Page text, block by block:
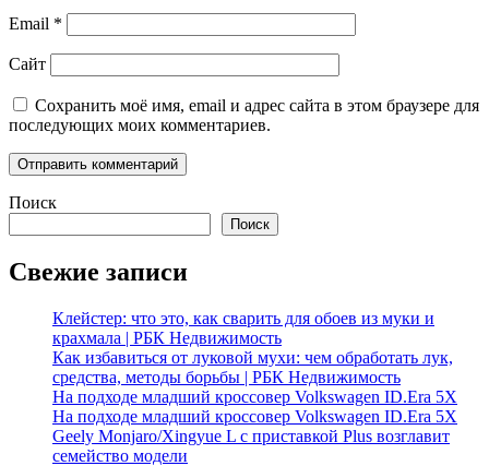
Email *
Сайт
Сохранить моё имя, email и адрес сайта в этом браузере для
последующих моих комментариев.
Поиск
Поиск
Свежие записи
Клейстер: что это, как сварить для обоев из муки и
крахмала | РБК Недвижимость
Как избавиться от луковой мухи: чем обработать лук,
средства, методы борьбы | РБК Недвижимость
На подходе младший кроссовер Volkswagen ID.Era 5X
На подходе младший кроссовер Volkswagen ID.Era 5X
Geely Monjaro/Xingyue L с приставкой Plus возглавит
семейство модели